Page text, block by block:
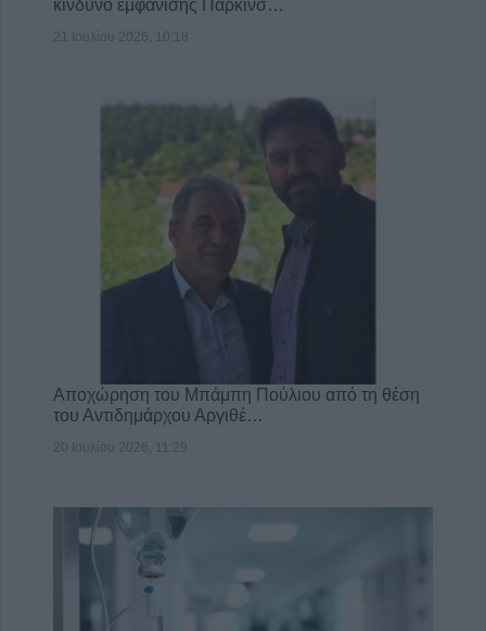
κίνδυνο εμφάνισης Πάρκινσ…
21 Ιουλίου 2026, 10:18
Αποχώρηση του Μπάμπη Πούλιου από τη θέση
του Αντιδημάρχου Αργιθέ…
20 Ιουλίου 2026, 11:29